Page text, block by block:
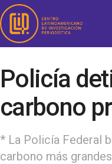
Policía
carbono
* La Policía Federal
carbono más